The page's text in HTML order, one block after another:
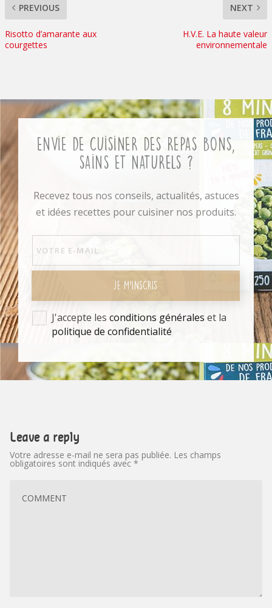
PREVIOUS
Risotto d’amarante aux
courgettes
NEXT
H.V.E. La haute valeur
environnementale
Envie de cuisiner des repas bons,
sains et naturels ?
Recevez tous nos conseils, actualités, astuces
et idées recettes pour cuisiner nos produits.
J'accepte les conditions générales et la
politique de confidentialité
JE M'INSCRIS
Leave a reply
Votre adresse e-mail ne sera pas publiée. Les champs
obligatoires sont indiqués avec *